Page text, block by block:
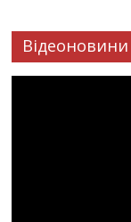
Відеоновини